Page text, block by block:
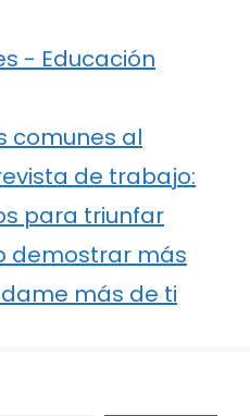
- Educación
comunes al
de trabajo:
para triunfar
demostrar más
más de ti